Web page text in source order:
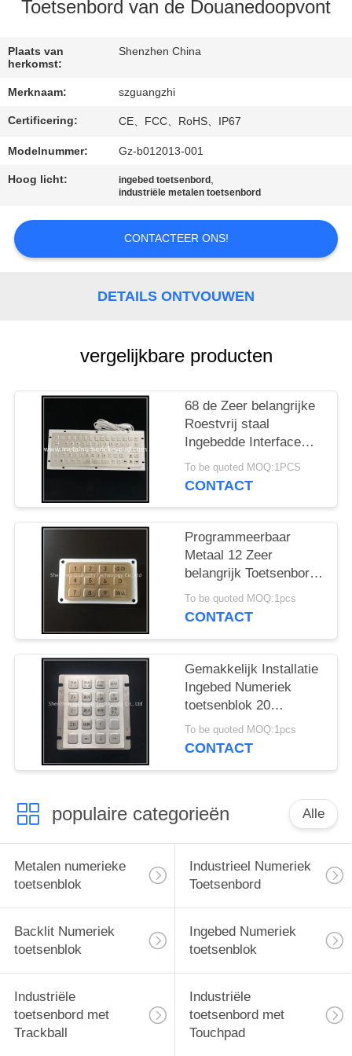
EEN
CITAAT
PRIVACY
Toetsenbord van de Douanedoopvont
Plaats van
herkomst:
Shenzhen China
Merknaam: szguangzhi
Certificering: CE、FCC、RoHS、IP67
Modelnummer: Gz-b012013-001
Hoog licht: ingebed toetsenbord ,
industriële metalen toetsenbord
CONTACTEER ONS!
DETAILS ONTVOUWEN
vergelijkbare producten
68 de Zeer belangrijke
Roestvrij staal
Ingebedde Interface
van Numeriek
toetsenblokusb met F-
To be quoted MOQ:1PCS
CONTACT
Programmeerbaar
Metaal 12 Zeer
belangrijk Toetsenbord,
Vandaal Bestand
Toetsenbord voor
To be quoted MOQ:1pcs
CONTACT
Gemakkelijk Installatie
Ingebed Numeriek
toetsenblok 20
Sleutelstype met Usb-
Interface
To be quoted MOQ:1pcs
CONTACT
populaire categorieën Alle
Metalen numerieke
toetsenblok
Industrieel Numeriek
Toetsenbord
Backlit Numeriek
toetsenblok
Ingebed Numeriek
toetsenblok
Industriële
toetsenbord met
Trackball
Industriële
toetsenbord met
Touchpad